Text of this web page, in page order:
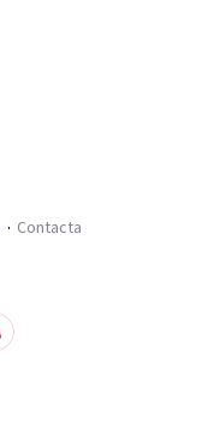
Contacta